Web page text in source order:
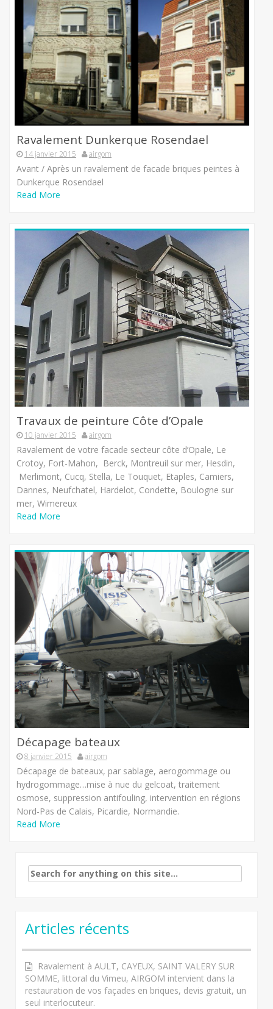
Ravalement Dunkerque Rosendael
14 janvier 2015 airgom
Avant / Après un ravalement de facade briques peintes à
Dunkerque Rosendael
Read More
Travaux de peinture Côte d’Opale
10 janvier 2015 airgom
Ravalement de votre facade secteur côte d’Opale, Le
Crotoy, Fort-Mahon, Berck, Montreuil sur mer, Hesdin,
Merlimont, Cucq, Stella, Le Touquet, Etaples, Camiers,
Dannes, Neufchatel, Hardelot, Condette, Boulogne sur
mer, Wimereux
Read More
Décapage bateaux
8 janvier 2015 airgom
Décapage de bateaux, par sablage, aerogommage ou
hydrogommage…mise à nue du gelcoat, traitement
osmose, suppression antifouling, intervention en régions
Nord-Pas de Calais, Picardie, Normandie.
Read More
Search
for:
Articles récents
Ravalement à AULT, CAYEUX, SAINT VALERY SUR
SOMME, littoral du Vimeu, AIRGOM intervient dans la
restauration de vos façades en briques, devis gratuit, un
seul interlocuteur.